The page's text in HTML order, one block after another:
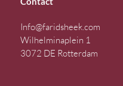
Info@faridsheek.com
Wilhelminaplein 1
3072 DE Rotterdam